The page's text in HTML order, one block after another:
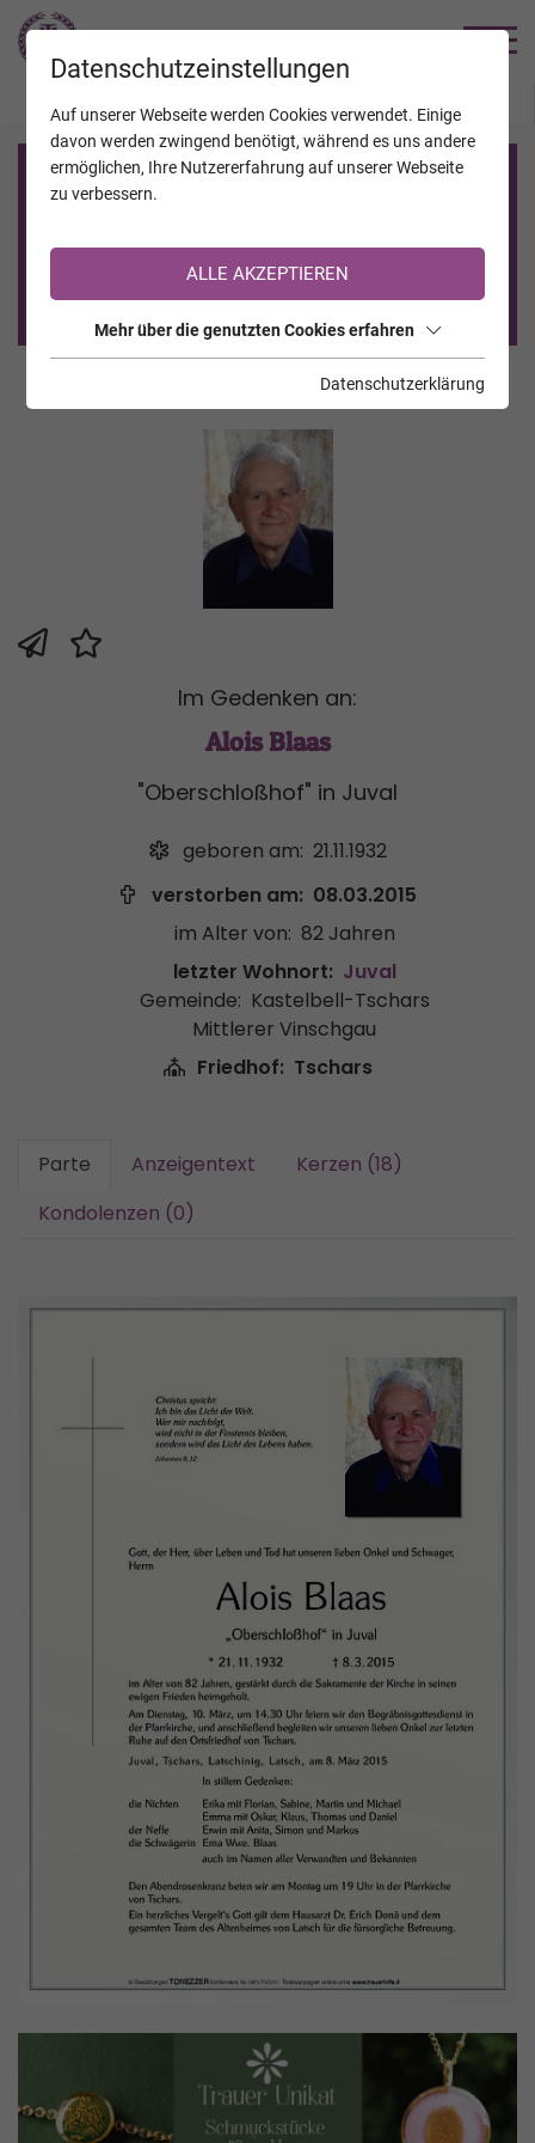
Registrierung auf TrauerHilfe.it
Sie sind noch nicht auf TrauerHilfe.it registriert?
>> zur kostenlosen Registrierung <<
Im Gedenken an:
Alois Blaas
"Oberschloßhof" in Juval
geboren am: 21.11.1932
verstorben am: 08.03.2015
im Alter von: 82 Jahren
letzter Wohnort: Juval
Gemeinde: Kastelbell-Tschars
Mittlerer Vinschgau
Friedhof: Tschars
Parte Anzeigentext
Kerzen (18)
Kondolenzen (0)
Datenschutzeinstellungen
Auf unserer Webseite werden Cookies verwendet. Einige
davon werden zwingend benötigt, während es uns andere
ermöglichen, Ihre Nutzererfahrung auf unserer Webseite
zu verbessern.
ALLE AKZEPTIEREN
Mehr über die genutzten Cookies erfahren
Datenschutzerklärung
JAHRESTAGE KALENDER VERSTORBENE